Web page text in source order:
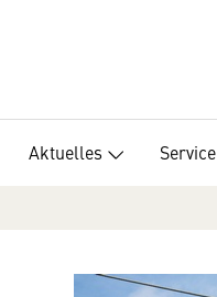
Aktuelles Service